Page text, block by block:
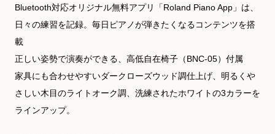
Bluetooth対応オリジナル無料アプリ「Roland Piano App」は、
日々の練習を記録。毎日ピアノが弾きたくなるコンテンツを搭
載
正しい姿勢で演奏ができる、高低自在椅子（BNC-05）付属
家具にも合わせやすいダークローズウッド調仕上げ、明るくや
さしい木目のライトオーク調、洗練されたホワイトの3カラーを
ラインアップ。